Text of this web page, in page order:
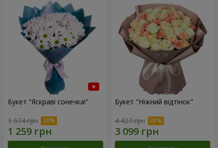
Букет "Яскраві сонечка!"
1 574 грн
Букет "Ніжний відтінок"
4 427 грн